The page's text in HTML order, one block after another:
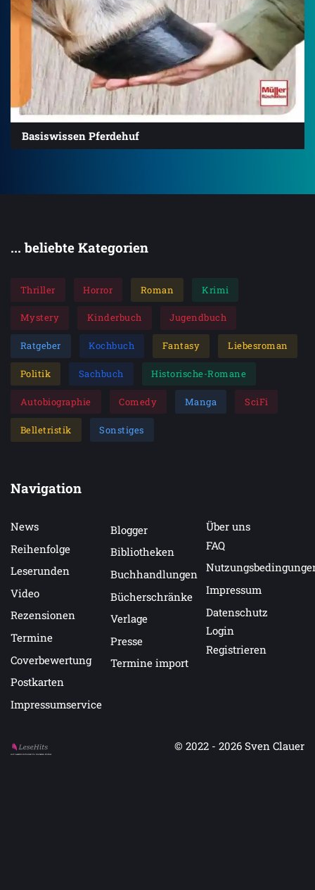
Basiswissen Pferdehuf
... beliebte Kategorien
Thriller Horror Roman Krimi
Mystery Kinderbuch Jugendbuch
Ratgeber Kochbuch Fantasy Liebesroman
Politik Sachbuch Historische-Romane
Autobiographie Comedy Manga SciFi
Belletristik Sonstiges
Navigation
News
Reihenfolge
Leserunden
Video
Rezensionen
Termine
Coverbewertung
Postkarten
Impressumservice
Blogger
Bibliotheken
Buchhandlungen
Bücherschränke
Verlage
Presse
Termine import
Über uns
FAQ
Impressum
Datenschutz
Login
Registrieren
Auf LeseHits.de findest Du die besten Bücher.
© 2022 - 2026 Sven Clauer